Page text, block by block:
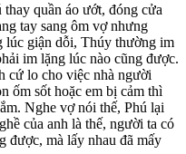
quần áo ướt, đóng cửa
tay sang ôm vợ nhưng
lúc giận dỗi, Thúy thường im
im lặng lúc nào cũng được.
cứ lo cho việc nhà người
ốm sốt hoặc em bị cảm thì
Nghe vợ nói thế, Phú lại
của anh là thế, người ta có
được, mà lấy nhau đã mấy